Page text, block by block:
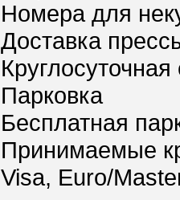
Номера для
Доставка
Парковка
Бесплатная
Принимаемые
Visa, Euro/